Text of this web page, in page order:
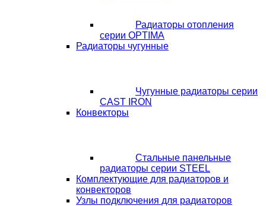
Радиаторы отопления
серии OPTIMA
Радиаторы чугунные
Чугунные радиаторы серии
CAST IRON
Конвекторы
Стальные панельные
радиаторы серии STEEL
Комплектующие для радиаторов и
конвекторов
Узлы подключения для радиаторов